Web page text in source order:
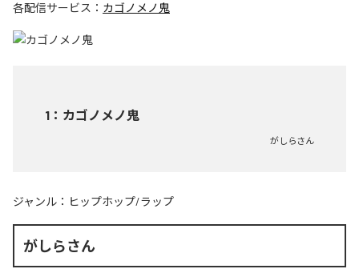
各配信サービス： カゴノメノ鬼
1 ： カゴノメノ鬼
がしらさん
ジャンル： ヒップホップ/ラップ
がしらさん